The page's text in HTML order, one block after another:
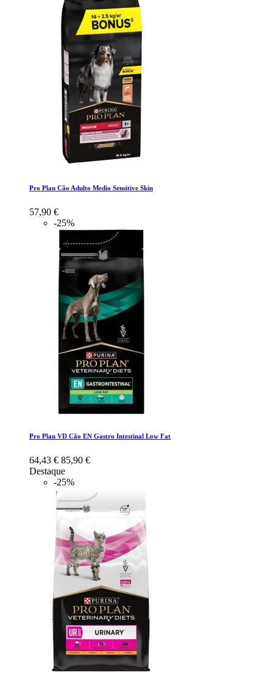
Pro Plan Cão Adulto Medio Sensitive Skin
57,90 €
-25%
Pro Plan VD Cão EN Gastro Intestinal Low Fat
64,43 € 85,90 €
Destaque
-25%